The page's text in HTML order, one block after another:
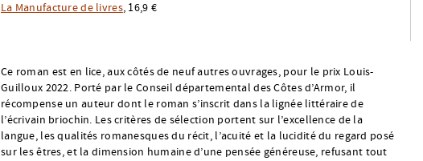
La Manufacture de livres, 16,9 €
Ce roman est en lice, aux côtés de neuf autres ouvrages, pour le prix Louis-
Guilloux 2022. Porté par le Conseil départemental des Côtes d’Armor, il
récompense un auteur dont le roman s’inscrit dans la lignée littéraire de
l’écrivain briochin. Les critères de sélection portent sur l’excellence de la
langue, les qualités romanesques du récit, l’acuité et la lucidité du regard posé
sur les êtres, et la dimension humaine d’une pensée généreuse, refusant tout